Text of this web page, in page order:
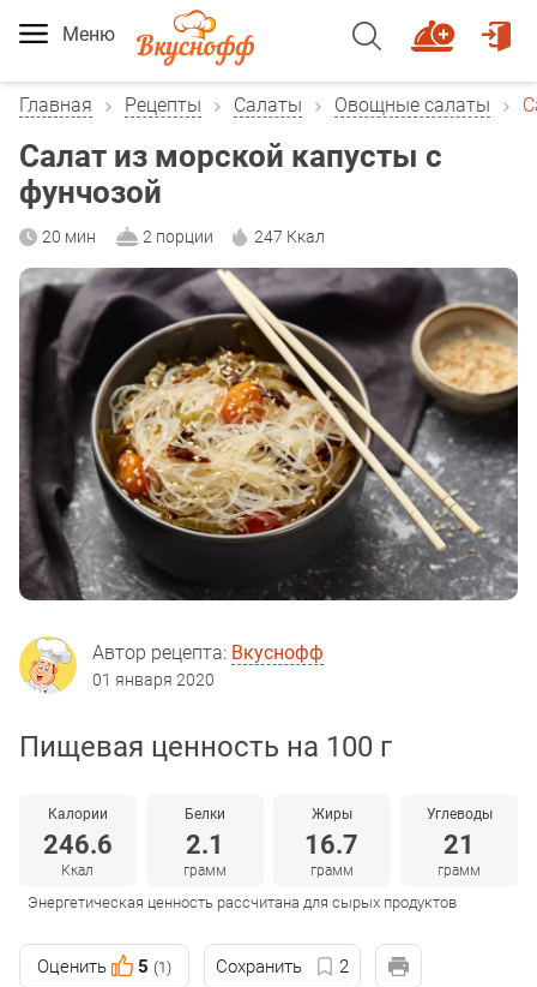
Меню
Главная Рецепты Салаты Овощные салаты
Салат из морской капусты с
фунчозой
20 мин 2 порции 247 Ккал
Автор рецепта: Вкуснофф
01 января 2020
Пищевая ценность на 100 г
Калории
246.6
Ккал
Белки
2.1
грамм
Жиры
16.7
грамм
Углеводы
21
грамм
Энергетическая ценность рассчитана для сырых продуктов
Оценить 5 (1) Сохранить 2